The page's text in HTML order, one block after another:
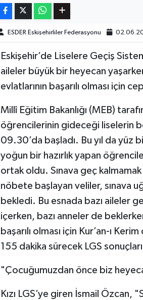
ESDER Eskişehirliler Federasyonu
Eskişehir’de Liselere Geçiş
aileler büyük bir heyecan
evlatlarının başarılı olması için
Millî Eğitim Bakanlığı (MEB)
öğrencilerinin gideceği liselerin
09.30’da başladı. Bu yıl da yüz
yoğun bir hazırlık yapan
ortak oldu. Sınava geç
nöbete başlayan veliler, sınava
bekledi. Bu esnada bazı aileler
içerken, bazı anneler de
başarılı olması için Kur’an-ı
155 dakika sürecek LGS
"Çocuğumuzdan önce biz
Kızı LGS’ye giren İsmail